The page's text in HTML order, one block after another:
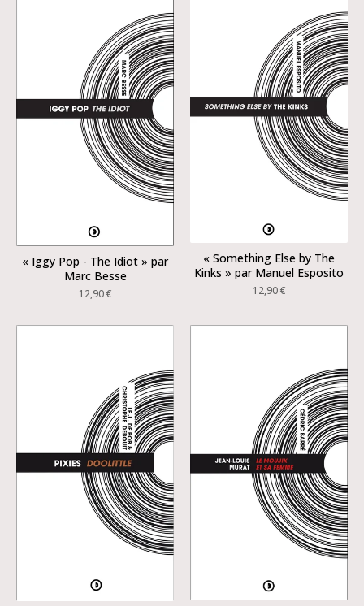
« Iggy Pop - The Idiot » par
Marc Besse
12,90€
« Something Else by The
Kinks » par Manuel Esposito
12,90€